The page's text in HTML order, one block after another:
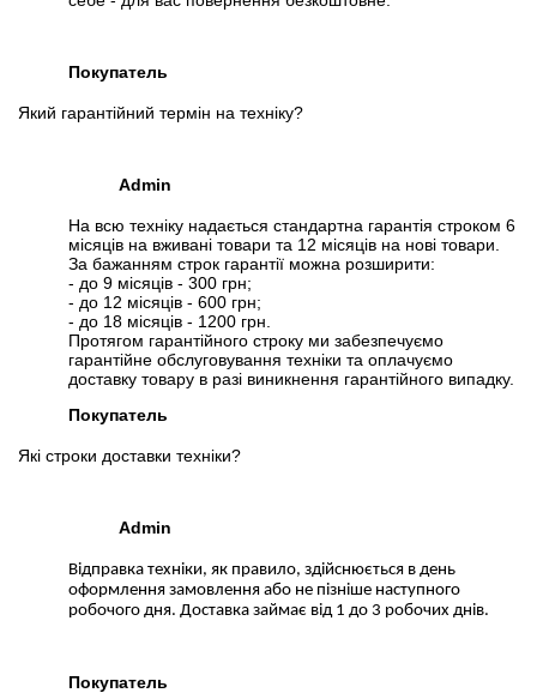
Покупатель
Який гарантійний термін на техніку?
Admin
На всю техніку надається стандартна гарантія строком 6
місяців на вживані товари та 12 місяців на нові товари.
За бажанням строк гарантії можна розширити:
- до 9 місяців - 300 грн;
- до 12 місяців - 600 грн;
- до 18 місяців - 1200 грн.
Протягом гарантійного строку ми забезпечуємо
гарантійне обслуговування техніки та оплачуємо
доставку товару в разі виникнення гарантійного випадку.
Покупатель
Які строки доставки техніки?
Admin
Відправка техніки, як правило, здійснюється в день
оформлення замовлення або не пізніше наступного
робочого дня. Доставка займає від 1 до 3 робочих днів.
Покупатель